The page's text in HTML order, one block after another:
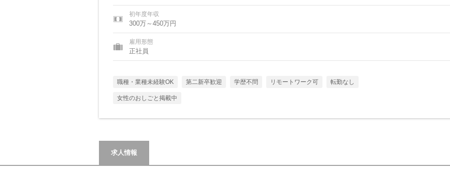
初年度年収
300万～450万円
雇用形態
正社員
職種・業種未経験OK 第二新卒歓迎 学歴不問 リモートワーク可 転勤なし
女性のおしごと掲載中
求人情報